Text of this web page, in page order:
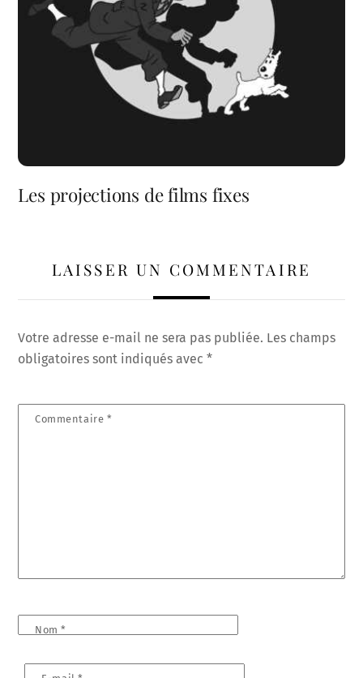
Les projections de films fixes
LAISSER UN COMMENTAIRE
Votre adresse e-mail ne sera pas publiée. Les champs
obligatoires sont indiqués avec*
Commentaire *
Nom*